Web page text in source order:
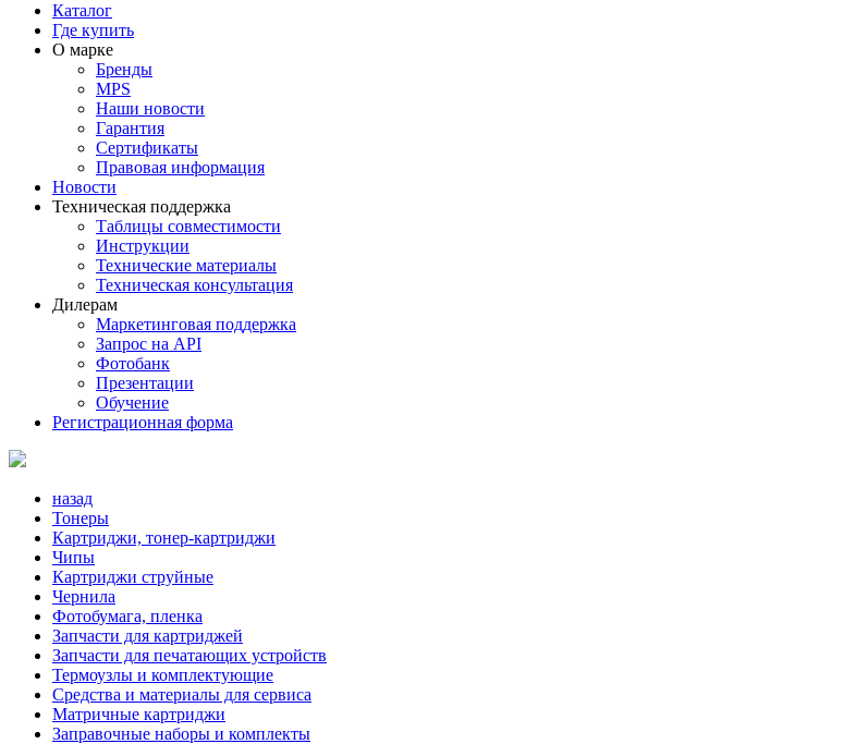
Каталог
Где купить
О марке
Бренды
MPS
Наши новости
Гарантия
Сертификаты
Правовая информация
Новости
Техническая поддержка
Таблицы совместимости
Инструкции
Технические материалы
Техническая консультация
Дилерам
Маркетинговая поддержка
Запрос на API
Фотобанк
Презентации
Обучение
Регистрационная форма
назад
Тонеры
Картриджи, тонер-картриджи
Чипы
Картриджи струйные
Чернила
Фотобумага, пленка
Запчасти для картриджей
Запчасти для печатающих устройств
Термоузлы и комплектующие
Средства и материалы для сервиса
Матричные картриджи
Заправочные наборы и комплекты